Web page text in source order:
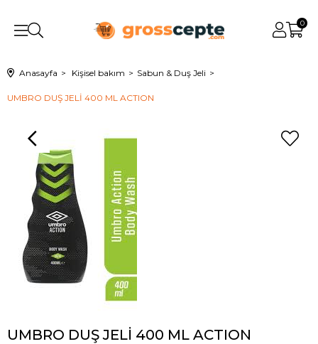
0
Anasayfa Kişisel bakım Sabun & Duş Jeli
UMBRO DUŞ JELİ 400 ML ACTION
UMBRO DUŞ JELİ 400 ML ACTION